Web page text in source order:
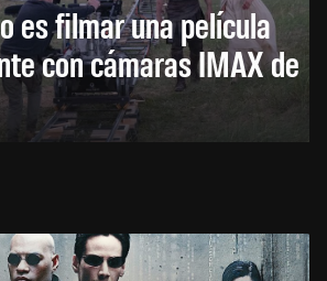
es filmar una película
con cámaras IMAX de